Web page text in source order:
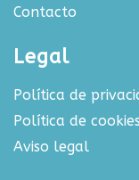
Contacto
Legal
Política de
Política de cookies
Aviso legal